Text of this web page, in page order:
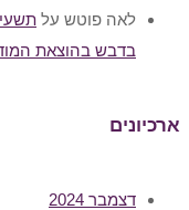
לאה פוטש על
בדבש בהוצאת
ארכיונים
דצמבר 2024